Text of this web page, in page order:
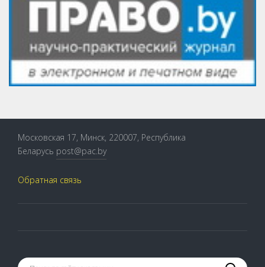
Московская 17, Минск, 220007, Республика
Беларусь post@pac.by
Обратная связь